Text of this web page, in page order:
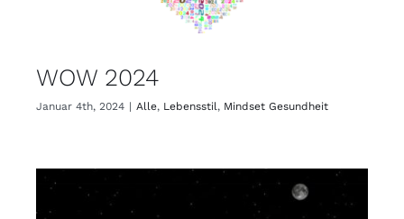
WOW 2024
Januar 4th, 2024 | Alle, Lebensstil, Mindset Gesundheit